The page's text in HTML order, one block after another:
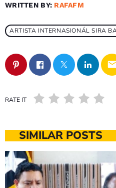
WRITTEN BY: RAFAFM
ARTISTA INTERNASIONÁL SIRA
RATE IT
SIMILAR POSTS